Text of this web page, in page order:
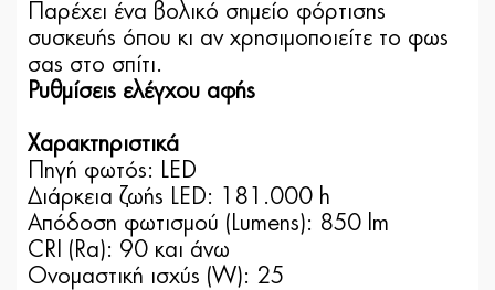
Παρέχει ένα βολικό σημείο φόρτισης
συσκευής όπου κι αν χρησιμοποιείτε το φως
σας στο σπίτι.
Ρυθμίσεις ελέγχου αφής
Χαρακτηριστικά
Πηγή φωτός: LED
Διάρκεια ζωής LED: 181.000 h
Απόδοση φωτισμού (Lumens): 850 lm
CRI (Ra): 90 και άνω
Ονομαστική ισχύς (W): 25